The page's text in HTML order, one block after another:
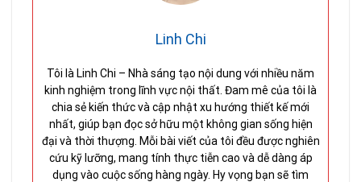
Linh Chi
Tôi là Linh Chi – Nhà sáng tạo nội dung với nhiều năm
kinh nghiệm trong lĩnh vực nội thất. Đam mê của tôi là
chia sẻ kiến thức và cập nhật xu hướng thiết kế mới
nhất, giúp bạn đọc sở hữu một không gian sống hiện
đại và thời thượng. Mỗi bài viết của tôi đều được nghiên
cứu kỹ lưỡng, mang tính thực tiễn cao và dễ dàng áp
dụng vào cuộc sống hàng ngày. Hy vọng bạn sẽ tìm